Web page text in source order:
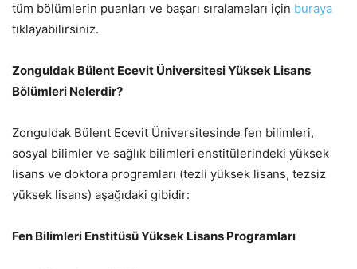
tüm bölümlerin puanları ve başarı sıralamaları için buraya
tıklayabilirsiniz.
Zonguldak Bülent Ecevit Üniversitesi Yüksek Lisans
Bölümleri Nelerdir?
Zonguldak Bülent Ecevit Üniversitesinde fen bilimleri,
sosyal bilimler ve sağlık bilimleri enstitülerindeki yüksek
lisans ve doktora programları (tezli yüksek lisans, tezsiz
yüksek lisans) aşağıdaki gibidir:
Fen Bilimleri Enstitüsü Yüksek Lisans Programları